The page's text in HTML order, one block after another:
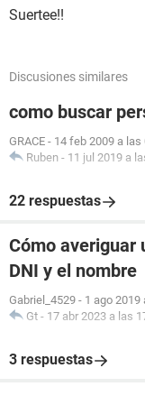
Suertee!!
Discusiones similares
como buscar
GRACE - 14 feb 2009 a las
Ruben - 11 jul 2019 a
22 respuestas
Cómo averiguar
DNI y el nombre
Gabriel_4529 - 1 ago 2019
Gt - 17 abr 2023 a las
3 respuestas